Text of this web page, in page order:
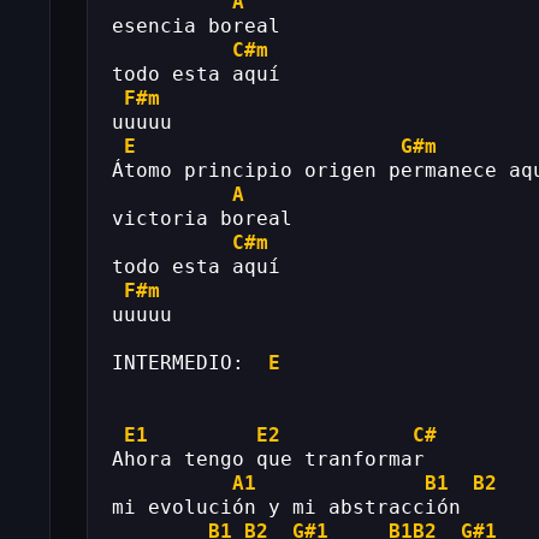
esencia boreal
C#m
todo esta aquí
F#m
uuuuu
E
G#m
Átomo principio origen permanece
A
victoria boreal
C#m
todo esta aquí
F#m
uuuuu
INTERMEDIO: E
E1 E2
C#
Ahora tengo que tranformar
A1
B1
B2
mi evolución y mi abstracción
B1
B2 G#1 B1B2 G#1